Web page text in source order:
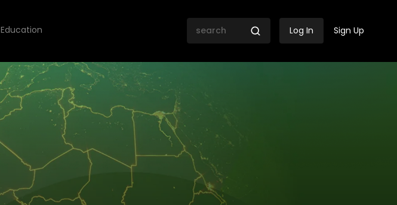
Education Log In Sign Up